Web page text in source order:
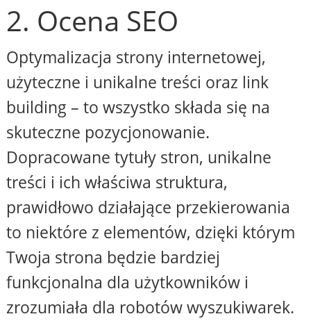
2. Ocena SEO
Optymalizacja strony internetowej,
użyteczne i unikalne treści oraz link
building – to wszystko składa się na
skuteczne pozycjonowanie.
Dopracowane tytuły stron, unikalne
treści i ich właściwa struktura,
prawidłowo działające przekierowania
to niektóre z elementów, dzięki którym
Twoja strona będzie bardziej
funkcjonalna dla użytkowników i
zrozumiała dla robotów wyszukiwarek.